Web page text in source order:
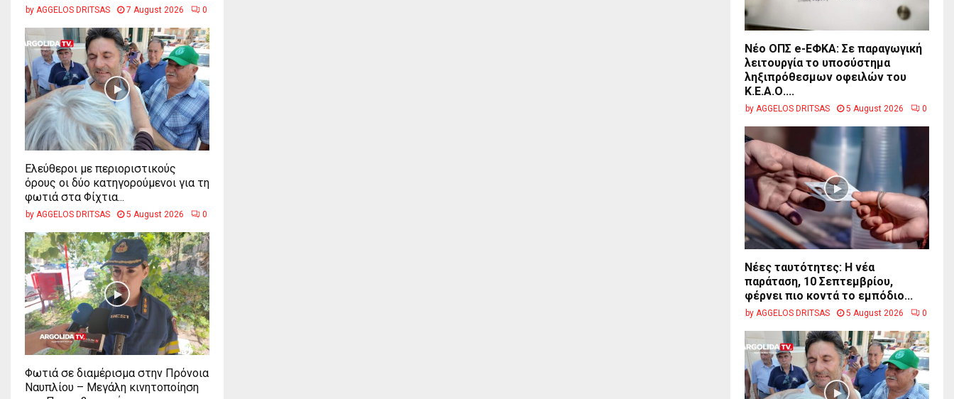
by AGGELOS DRITSAS 7 August 2026 0
Ελεύθεροι με περιοριστικούς
όρους οι δύο κατηγορούμενοι για τη
φωτιά στα Φίχτια...
by AGGELOS DRITSAS 5 August 2026 0
Φωτιά σε διαμέρισμα στην Πρόνοια
Ναυπλίου – Μεγάλη κινητοποίηση
Νέο ΟΠΣ e-ΕΦΚΑ: Σε παραγωγική
λειτουργία το υποσύστημα
ληξιπρόθεσμων οφειλών του
Κ.Ε.Α.Ο....
by AGGELOS DRITSAS 5 August 2026 0
Νέες ταυτότητες: Η νέα
παράταση, 10 Σεπτεμβρίου,
φέρνει πιο κοντά το εμπόδιο...
by AGGELOS DRITSAS 5 August 2026 0